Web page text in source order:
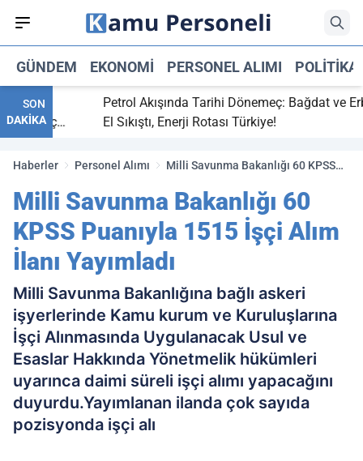
GÜNDEM EKONOMI PERSONEL ALIMI POLITIKA
SON
DAKİKA
bitti,
maç
Petrol Akışında Tarihi Dönemeç: Bağdat ve Erbil
El Sıkıştı, Enerji Rotası Türkiye!
Haberler Personel Alımı
Milli Savunma Bakanlığı 60 KPSS
Yayımladı
Milli Savunma Bakanlığı 60
KPSS Puanıyla 1515 İşçi Alım
İlanı Yayımladı
Milli Savunma Bakanlığına bağlı askeri
işyerlerinde Kamu kurum ve Kuruluşlarına
İşçi Alınmasında Uygulanacak Usul ve
Esaslar Hakkında Yönetmelik hükümleri
uyarınca daimi süreli işçi alımı yapacağını
duyurdu.Yayımlanan ilanda çok sayıda
pozisyonda işçi alı